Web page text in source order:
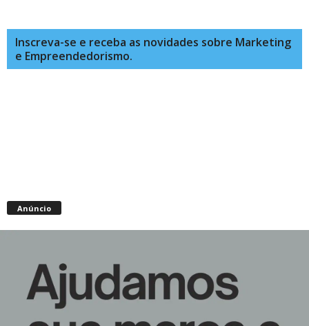
Inscreva-se e receba as novidades sobre Marketing
e Empreendedorismo.
Anúncio